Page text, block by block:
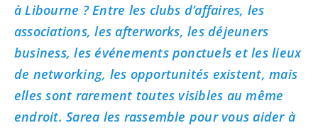
à Libourne ? Entre les clubs d’affaires, les
associations, les afterworks, les déjeuners
business, les événements ponctuels et les lieux
de networking, les opportunités existent, mais
elles sont rarement toutes visibles au même
endroit. Sarea les rassemble pour vous aider à